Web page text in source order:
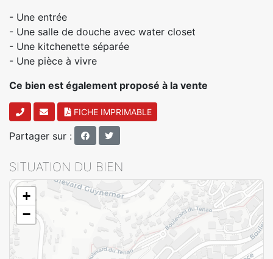
- Une entrée
- Une salle de douche avec water closet
- Une kitchenette séparée
- Une pièce à vivre
Ce bien est également proposé à la vente
FICHE IMPRIMABLE
Partager sur :
SITUATION DU BIEN
+
−